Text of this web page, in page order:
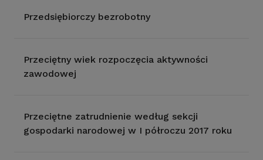
Przedsiębiorczy bezrobotny
Przeciętny wiek rozpoczęcia aktywności
zawodowej
Przeciętne zatrudnienie według sekcji
gospodarki narodowej w I półroczu 2017 roku